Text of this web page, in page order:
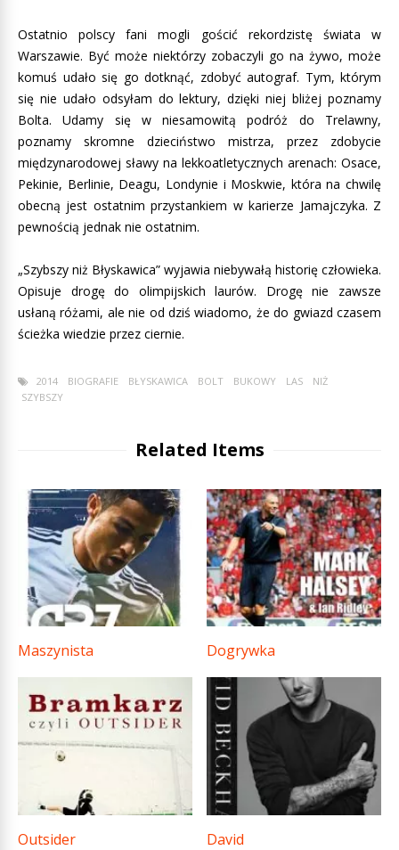
Ostatnio polscy fani mogli gościć rekordzistę świata w
Warszawie. Być może niektórzy zobaczyli go na żywo, może
komuś udało się go dotknąć, zdobyć autograf. Tym, którym
się nie udało odsyłam do lektury, dzięki niej bliżej poznamy
Bolta. Udamy się w niesamowitą podróż do Trelawny,
poznamy skromne dzieciństwo mistrza, przez zdobycie
międzynarodowej sławy na lekkoatletycznych arenach: Osace,
Pekinie, Berlinie, Deagu, Londynie i Moskwie, która na chwilę
obecną jest ostatnim przystankiem w karierze Jamajczyka. Z
pewnością jednak nie ostatnim.
„Szybszy niż Błyskawica” wyjawia niebywałą historię człowieka.
Opisuje drogę do olimpijskich laurów. Drogę nie zawsze
usłaną różami, ale nie od dziś wiadomo, że do gwiazd czasem
ścieżka wiedzie przez ciernie.
2014 BIOGRAFIE BŁYSKAWICA BOLT BUKOWY LAS
NIŻ
SZYBSZY
Related Items
Maszynista Dogrywka
Outsider David